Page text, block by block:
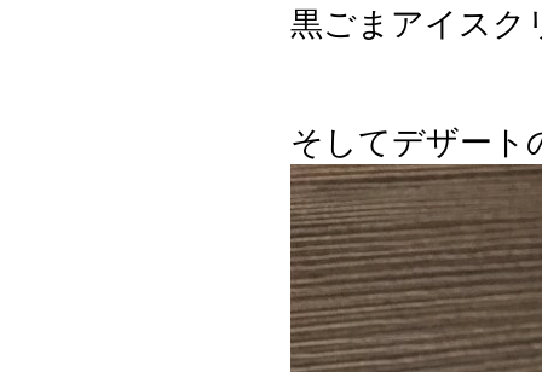
黒ごまアイスク
そしてデザート